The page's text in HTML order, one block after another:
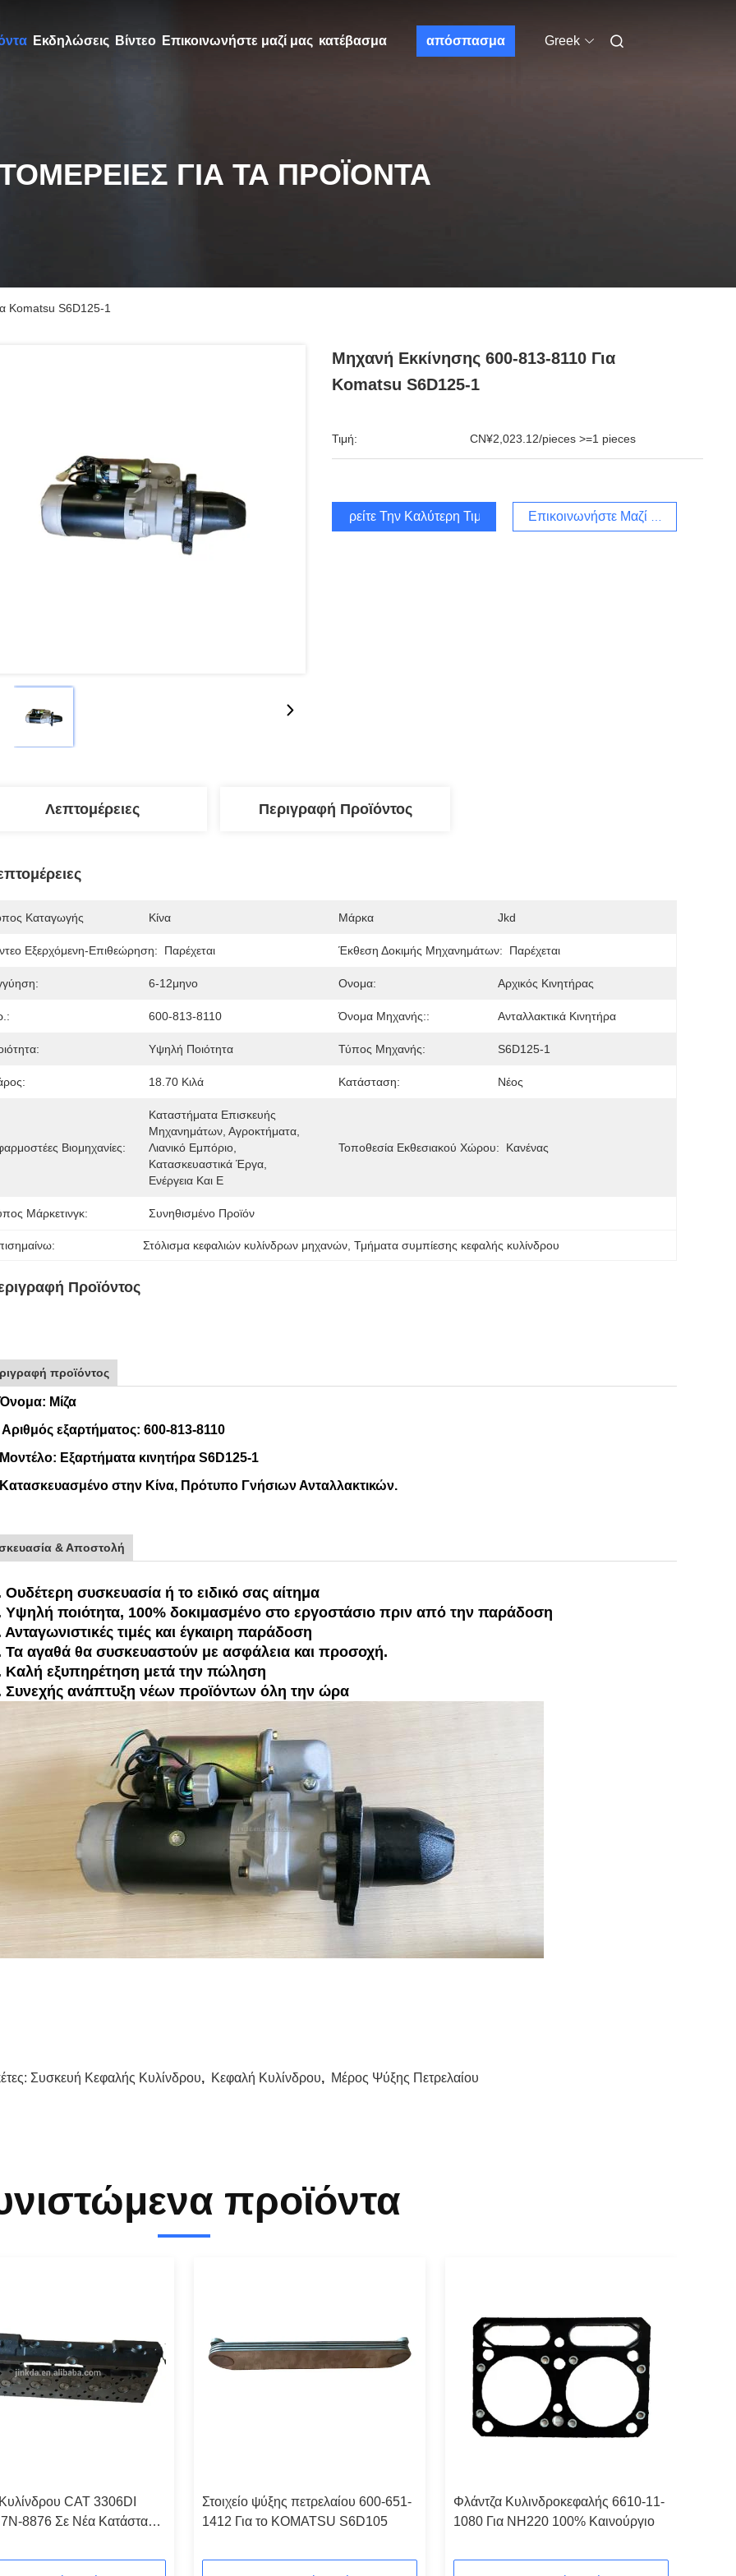
Εκδηλώσεις Βίντεο Επικοινωνήστε μαζί μας κατέβασμα απόσπασμα Greek
ΓΙΑ ΤΑ ΠΡΟΪΌΝΤΑ
Komatsu S6D125-1
Μηχανή Εκκίνησης 600-813-8110 Για
Komatsu S6D125-1
Τιμή: CN¥2,023.12/pieces >=1 pieces
Βρείτε Την Καλύτερη Τιμή Επικοινωνήστε Μαζί Μας
Λεπτομέρειες Περιγραφή Προϊόντος
Καταγωγής Κίνα Μάρκα Jkd
Εξερχόμενη-Επιθεώρηση: Παρέχεται Έκθεση Δοκιμής Μηχανημάτων: Παρέχεται
6-12μηνο Ονομα: Αρχικός Κινητήρας
600-813-8110 Όνομα Μηχανής:: Ανταλλακτικά Κινητήρα
Υψηλή Ποιότητα Τύπος Μηχανής: S6D125-1
18.70 Κιλά Κατάσταση: Νέος
Βιομηχανίες:
Καταστήματα Επισκευής
Μηχανημάτων, Αγροκτήματα,
Λιανικό Εμπόριο,
Κατασκευαστικά Έργα,
Ενέργεια Και Ε
Τοποθεσία Εκθεσιακού Χώρου: Κανένας
Μάρκετινγκ: Συνηθισμένο Προϊόν
Στόλισμα κεφαλιών κυλίνδρων μηχανών , Τμήματα συμπίεσης κεφαλής κυλίνδρου
Προϊόντος
προϊόντος
Μίζα
Αριθμός εξαρτήματος: 600-813-8110
Εξαρτήματα κινητήρα S6D125-1
στην Κίνα, Πρότυπο Γνήσιων Ανταλλακτικών.
& Αποστολή
Ουδέτερη συσκευασία ή το ειδικό σας αίτημα
Υψηλή ποιότητα, 100% δοκιμασμένο στο εργοστάσιο πριν από την παράδοση
Ανταγωνιστικές τιμές και έγκαιρη παράδοση
Τα αγαθά θα συσκευαστούν με ασφάλεια και προσοχή.
Καλή εξυπηρέτηση μετά την πώληση
Συνεχής ανάπτυξη νέων προϊόντων όλη την ώρα
Συσκευή Κεφαλής Κυλίνδρου, Κεφαλή Κυλίνδρου, Μέρος Ψύξης Πετρελαίου
προϊόντα
CAT 3306DI
8876 Σε Νέα Κατάσταση
Στοιχείο ψύξης πετρελαίου 600-651-
1412 Για το KOMATSU S6D105
Φλάντζα Κυλινδροκεφαλής 6610-11-
1080 Για NH220 100% Καινούργιο